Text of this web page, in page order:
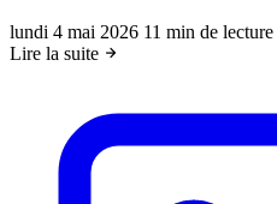
lundi 4 mai 2026 11 min de lecture
Lire la suite